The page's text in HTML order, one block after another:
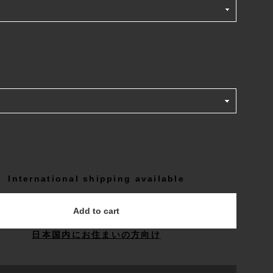
International shipping available
Add to cart
日本国内にお住まいの方向け